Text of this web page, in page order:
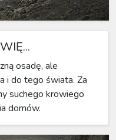
osadę, ale
i do tego świata. Za
suchego krowiego
domów.